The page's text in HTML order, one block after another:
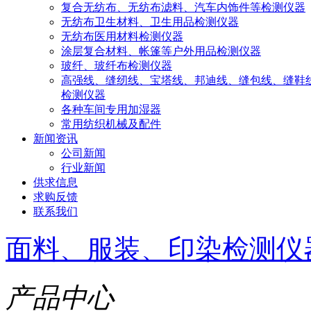
复合无纺布、无纺布滤料、汽车内饰件等检测仪器
无纺布卫生材料、卫生用品检测仪器
无纺布医用材料检测仪器
涂层复合材料、帐篷等户外用品检测仪器
玻纤、玻纤布检测仪器
高强线、缝纫线、宝塔线、邦迪线、缝包线、缝鞋
检测仪器
各种车间专用加湿器
常用纺织机械及配件
新闻资讯
公司新闻
行业新闻
供求信息
求购反馈
联系我们
面料、服装、印染检测仪
产品中心